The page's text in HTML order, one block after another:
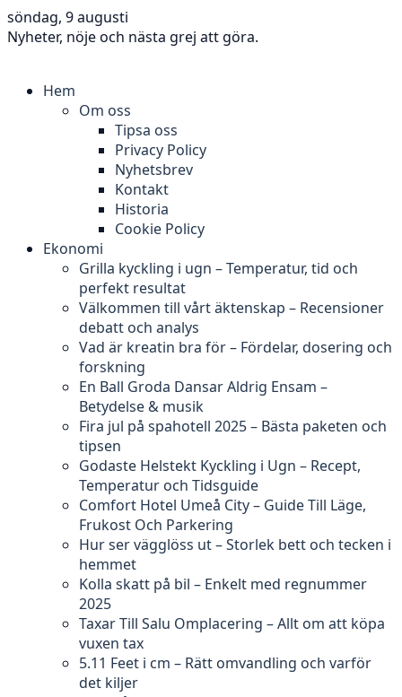
söndag, 9 augusti
Nyheter, nöje och nästa grej att göra.
Hem
Om oss
Tipsa oss
Privacy Policy
Nyhetsbrev
Kontakt
Historia
Cookie Policy
Ekonomi
Grilla kyckling i ugn – Temperatur, tid och
perfekt resultat
Välkommen till vårt äktenskap – Recensioner
debatt och analys
Vad är kreatin bra för – Fördelar, dosering och
forskning
En Ball Groda Dansar Aldrig Ensam –
Betydelse & musik
Fira jul på spahotell 2025 – Bästa paketen och
tipsen
Godaste Helstekt Kyckling i Ugn – Recept,
Temperatur och Tidsguide
Comfort Hotel Umeå City – Guide Till Läge,
Frukost Och Parkering
Hur ser vägglöss ut – Storlek bett och tecken i
hemmet
Kolla skatt på bil – Enkelt med regnummer
2025
Taxar Till Salu Omplacering – Allt om att köpa
vuxen tax
5.11 Feet i cm – Rätt omvandling och varför
det kiljer